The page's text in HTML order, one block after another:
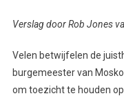
Verslag door Rob Jones
Velen betwijfelen de
burgemeester van
om toezicht te houden